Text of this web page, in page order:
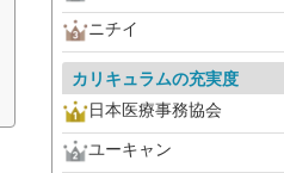
ニチイ
カリキュラムの充実度
日本医療事務協会
ユーキャン